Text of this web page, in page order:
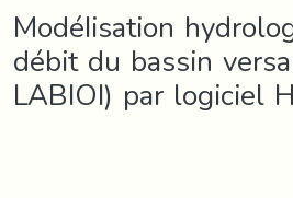
ModéIisation
débit du bassin
LABIOI) par logiciel